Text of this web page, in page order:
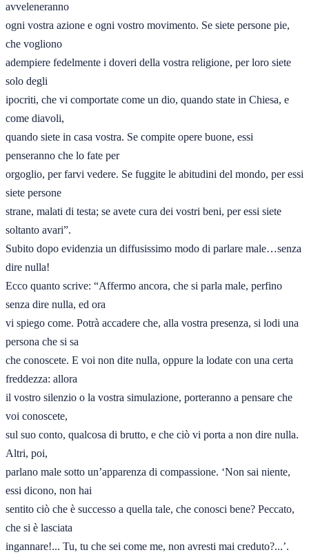
avveleneranno
ogni vostra azione e ogni vostro movimento. Se siete persone pie,
che vogliono
adempiere fedelmente i doveri della vostra religione, per loro siete
solo degli
ipocriti, che vi comportate come un dio, quando state in Chiesa, e
come diavoli,
quando siete in casa vostra. Se compite opere buone, essi
penseranno che lo fate per
orgoglio, per farvi vedere. Se fuggite le abitudini del mondo, per essi
siete persone
strane, malati di testa; se avete cura dei vostri beni, per essi siete
soltanto avari”.
Subito dopo evidenzia un diffusissimo modo di parlare male…senza
dire nulla!
Ecco quanto scrive: “Affermo ancora, che si parla male, perfino
senza dire nulla, ed ora
vi spiego come. Potrà accadere che, alla vostra presenza, si lodi una
persona che si sa
che conoscete. E voi non dite nulla, oppure la lodate con una certa
freddezza: allora
il vostro silenzio o la vostra simulazione, porteranno a pensare che
voi conoscete,
sul suo conto, qualcosa di brutto, e che ciò vi porta a non dire nulla.
Altri, poi,
parlano male sotto un’apparenza di compassione. ‘Non sai niente,
essi dicono, non hai
sentito ciò che è successo a quella tale, che conosci bene? Peccato,
che si è lasciata
ingannare!... Tu, tu che sei come me, non avresti mai creduto?...’.